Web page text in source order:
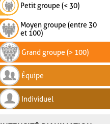
Petit groupe (< 30)
Moyen groupe (entre 30
et 100)
Grand groupe (> 100)
Équipe
Individuel